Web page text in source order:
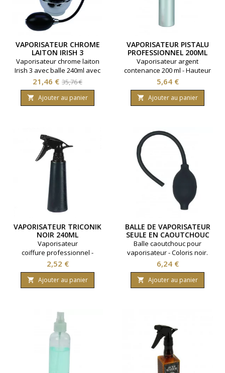
VAPORISATEUR CHROME
LAITON IRISH 3
Vaporisateur chrome laiton
Irish 3 avec balle 240ml avec
entonnoir
Prix
21,46 € Prix
de
base
35,76 €
 Ajouter au panier
VAPORISATEUR PISTALU
PROFESSIONNEL 200ML
Vaporisateur argent
contenance 200 ml - Hauteur
24 cm
Prix
5,64 €
 Ajouter au panier
VAPORISATEUR TRICONIK
NOIR 240ML
Vaporisateur
coiffure professionnel -
Triconik - Coloris noir -
Contenance 240ml.
Prix
2,52 €
 Ajouter au panier
BALLE DE VAPORISATEUR
SEULE EN CAOUTCHOUC
NOIRE
Balle caoutchouc pour
vaporisateur - Coloris noir.
Prix
6,24 €
 Ajouter au panier